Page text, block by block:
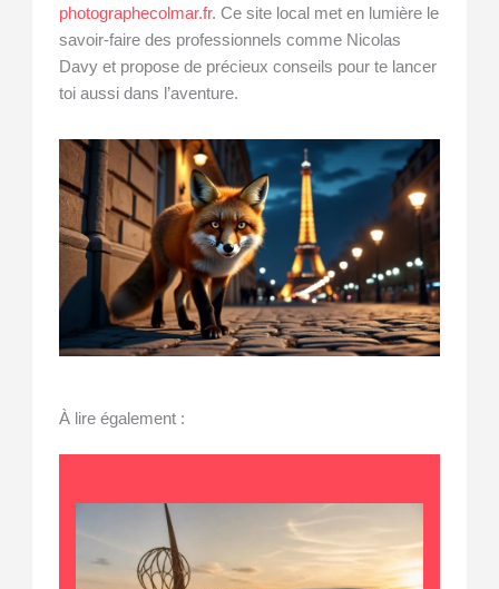
photographecolmar.fr. Ce site local met en lumière le
savoir-faire des professionnels comme Nicolas
Davy et propose de précieux conseils pour te lancer
toi aussi dans l’aventure.
À lire également :